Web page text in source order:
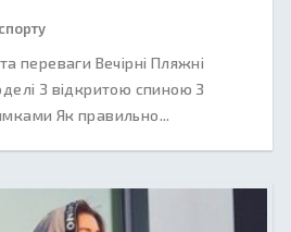
переваги Вечірні Пляжні
З відкритою спиною З
Як правильно...